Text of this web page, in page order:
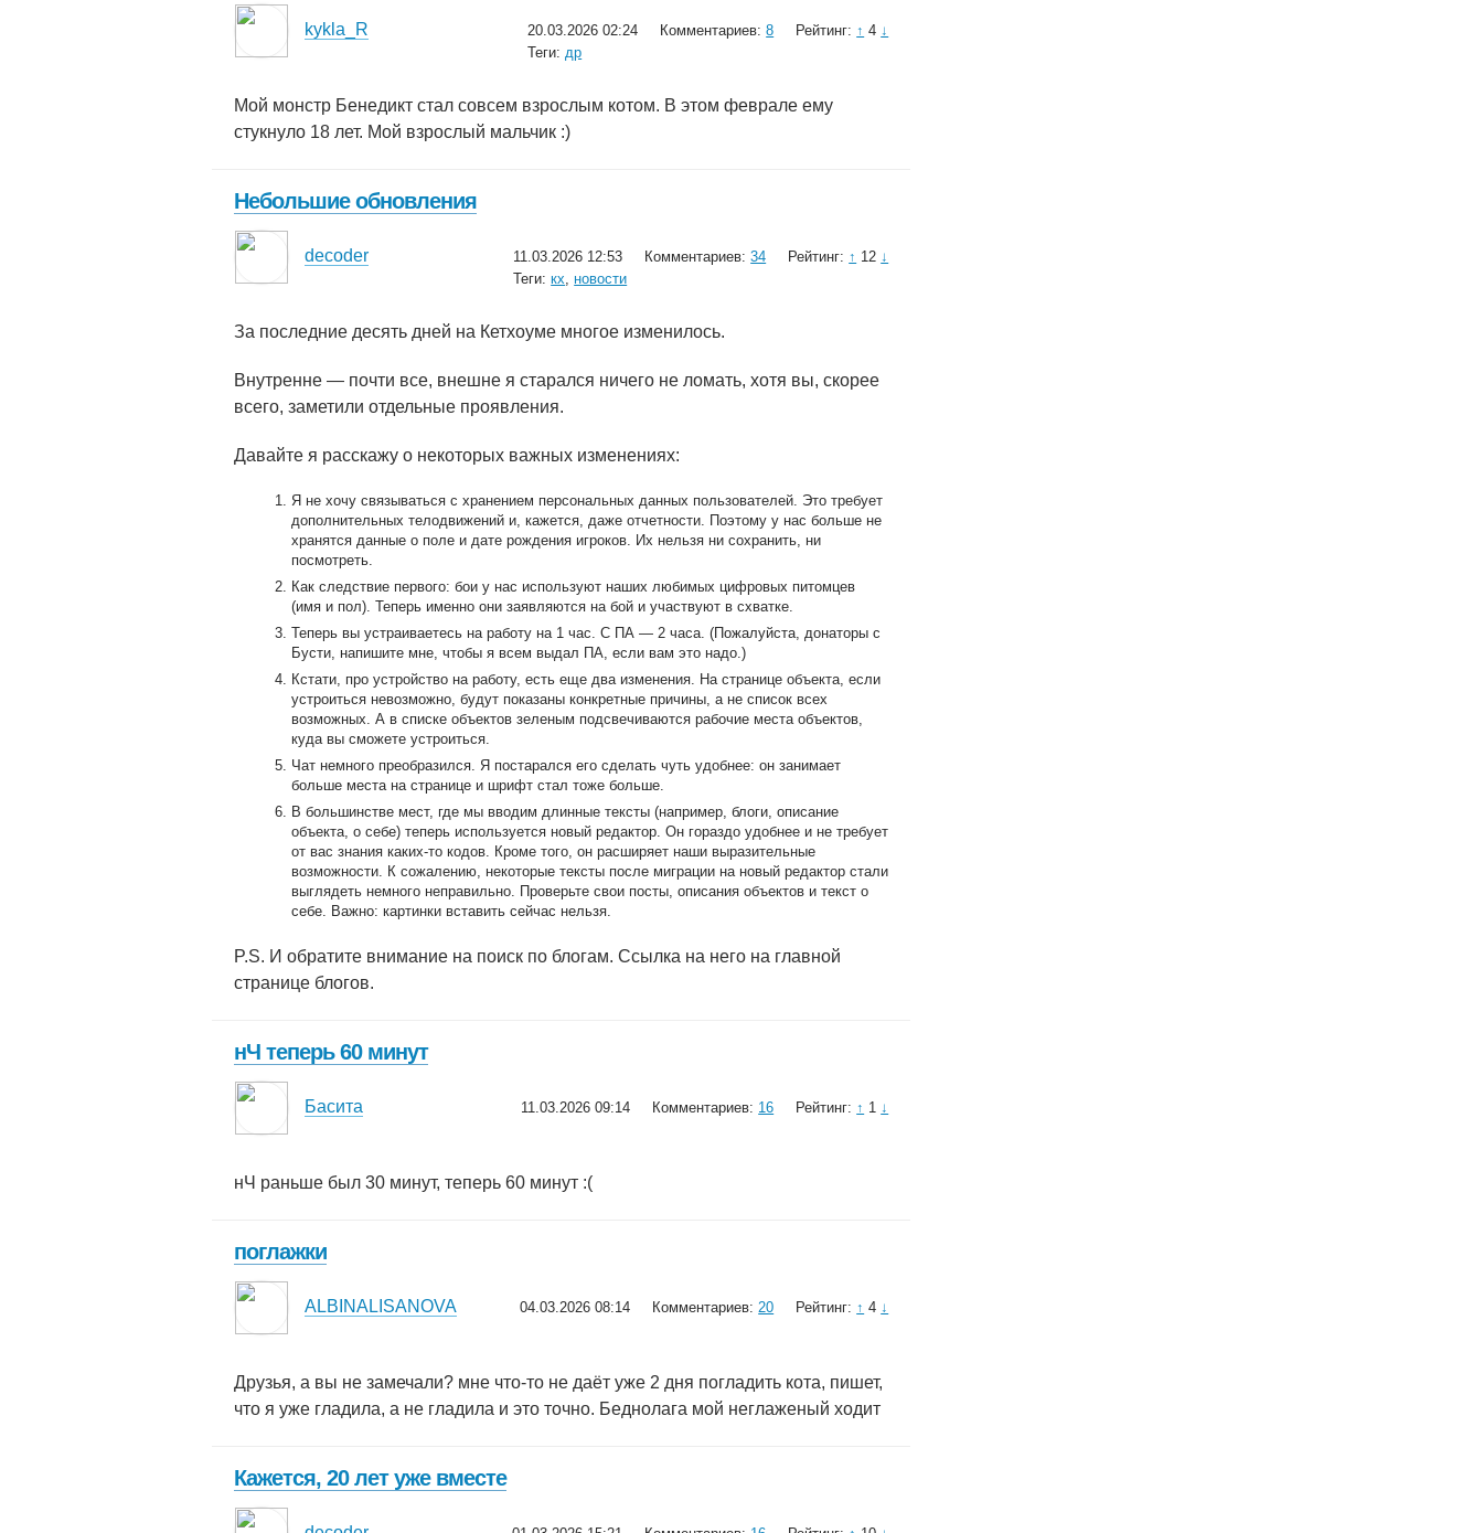
kykla_R 20.03.2026 02:24 Комментариев:8 Рейтинг: ↑ 4 ↓
Теги:др
Мой монстр Бенедикт стал совсем взрослым котом. В этом феврале ему
стукнуло 18 лет. Мой взрослый мальчик :)
Небольшие обновления
decoder 11.03.2026 12:53 Комментариев:34 Рейтинг: ↑ 12 ↓
Теги:кх, новости
За последние десять дней на Кетхоуме многое изменилось.
Внутренне — почти все, внешне я старался ничего не ломать, хотя вы, скорее
всего, заметили отдельные проявления.
Давайте я расскажу о некоторых важных изменениях:
Я не хочу связываться с хранением персональных данных пользователей. Это требует
дополнительных телодвижений и, кажется, даже отчетности. Поэтому у нас больше не
хранятся данные о поле и дате рождения игроков. Их нельзя ни сохранить, ни
посмотреть.
Как следствие первого: бои у нас используют наших любимых цифровых питомцев
(имя и пол). Теперь именно они заявляются на бой и участвуют в схватке.
Теперь вы устраиваетесь на работу на 1 час. С ПА — 2 часа. (Пожалуйста, донаторы с
Бусти, напишите мне, чтобы я всем выдал ПА, если вам это надо.)
Кстати, про устройство на работу, есть еще два изменения. На странице объекта, если
устроиться невозможно, будут показаны конкретные причины, а не список всех
возможных. А в списке объектов зеленым подсвечиваются рабочие места объектов,
куда вы сможете устроиться.
Чат немного преобразился. Я постарался его сделать чуть удобнее: он занимает
больше места на странице и шрифт стал тоже больше.
В большинстве мест, где мы вводим длинные тексты (например, блоги, описание
объекта, о себе) теперь используется новый редактор. Он гораздо удобнее и не требует
от вас знания каких-то кодов. Кроме того, он расширяет наши выразительные
возможности. К сожалению, некоторые тексты после миграции на новый редактор стали
выглядеть немного неправильно. Проверьте свои посты, описания объектов и текст о
себе. Важно: картинки вставить сейчас нельзя.
P.S. И обратите внимание на поиск по блогам. Ссылка на него на главной
странице блогов.
нЧ теперь 60 минут
Басита 11.03.2026 09:14 Комментариев: 16 Рейтинг: ↑ 1 ↓
нЧ раньше был 30 минут, теперь 60 минут :(
поглажки
ALBINALISANOVA 04.03.2026 08:14 Комментариев:20 Рейтинг: ↑ 4 ↓
Друзья, а вы не замечали? мне что-то не даёт уже 2 дня погладить кота, пишет,
что я уже гладила, а не гладила и это точно. Беднолага мой неглаженый ходит
Кажется, 20 лет уже вместе